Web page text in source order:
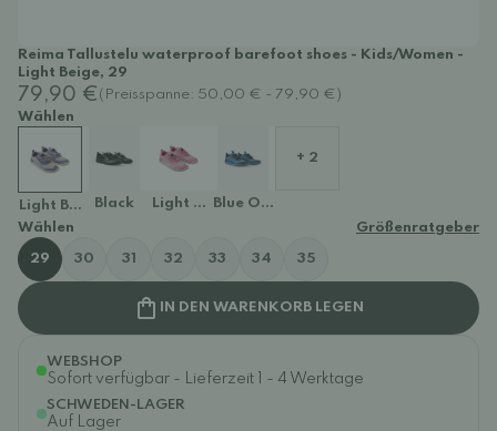
Reima Tallustelu waterproof barefoot shoes - Kids/Women -
Light Beige, 29
79,90 € (Preisspanne: 50,00 € - 79,90 €)
Wählen
Light BeigeBlack Light HeatherBlue Ocean
+ 2
Wählen Größenratgeber
29 30 31 32 33 34 35
IN DEN WARENKORB LEGEN
WEBSHOP
Sofort verfügbar - Lieferzeit 1 - 4 Werktage
SCHWEDEN-LAGER
Auf Lager